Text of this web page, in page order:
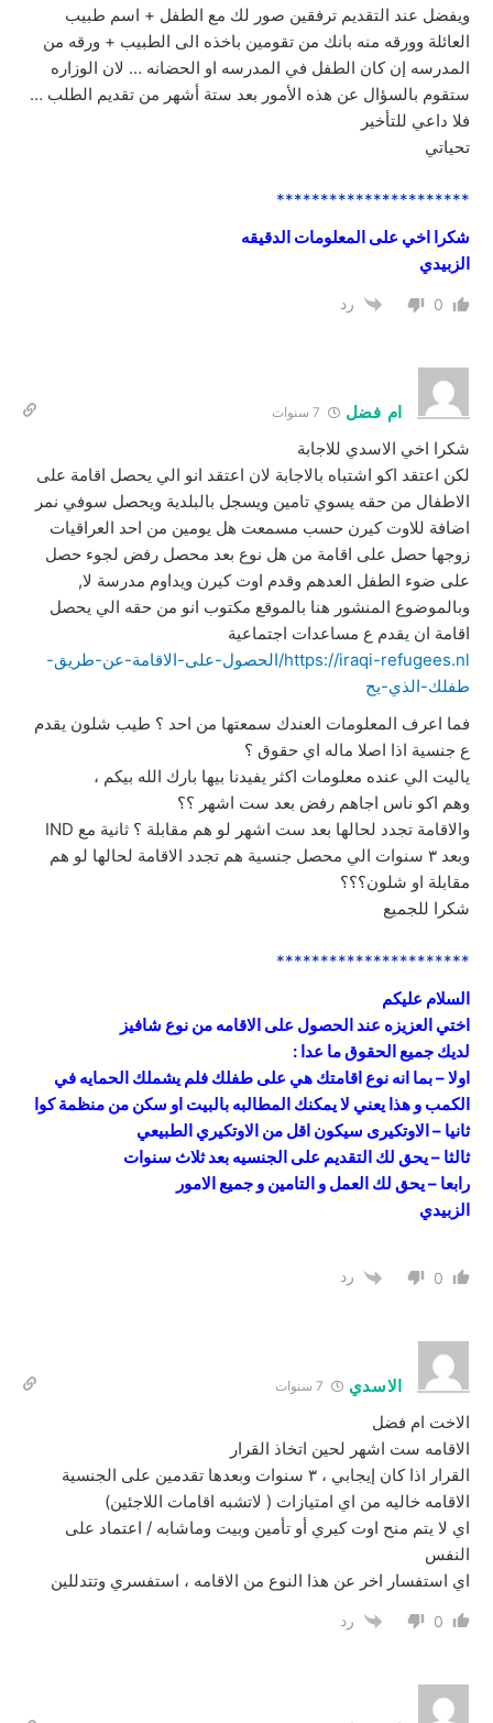
ويفضل عند التقديم ترفقين صور لك مع الطفل + اسم طبيب
العائلة وورقه منه بانك من تقومين باخذه الى الطبيب + ورقه من
المدرسه إن كان الطفل في المدرسه او الحضانه … لان الوزاره
ستقوم بالسؤال عن هذه الأمور بعد ستة أشهر من تقديم الطلب …
فلا داعي للتأخير
تحياتي
**********************
شكرا اخي على المعلومات الدقيقه
الزبيدي
0 رد
ام فضل
شكرا اخي الاسدي للاجابة
لكن اعتقد اكو اشتباه بالاجابة لان اعتقد انو الي يحصل اقامة على
الاطفال من حقه يسوي تامين ويسجل بالبلدية ويحصل سوفي نمر
اضافة للاوت كيرن حسب مسمعت هل يومين من احد العراقيات
زوجها حصل على اقامة من هل نوع بعد محصل رفض لجوء حصل
على ضوء الطفل العدهم وقدم اوت كيرن ويداوم مدرسة لا,
وبالموضوع المنشور هنا بالموقع مكتوب انو من حقه الي يحصل
اقامة ان يقدم ع مساعدات اجتماعية
https://iraqi-refugees.nl/الحصول-على-الاقامة-عن-طريق-
طفلك-الذي-يح
فما اعرف المعلومات العندك سمعتها من احد ؟ طيب شلون يقدم
ع جنسية اذا اصلا ماله اي حقوق ؟
ياليت الي عنده معلومات اكثر يفيدنا بيها بارك الله بيكم ،
وهم اكو ناس اجاهم رفض بعد ست اشهر ؟؟
والاقامة تجدد لحالها بعد ست اشهر لو هم مقابلة ؟ ثانية مع IND
وبعد ٣ سنوات الي محصل جنسية هم تجدد الاقامة لحالها لو هم
مقابلة او شلون؟؟؟
شكرا للجميع
**********************
السلام عليكم
اختي العزيزه عند الحصول على الاقامه من نوع شافيز
لديك جميع الحقوق ما عدا :
اولا – بما انه نوع اقامتك هي على طفلك فلم يشملك الحمايه في
الكمب و هذا يعني لا يمكنك المطالبه بالبيت او سكن من منظمة كوا
ثانيا – الاوتكيرى سيكون اقل من الاوتكيري الطبيعي
ثالثا – يحق لك التقديم على الجنسيه بعد ثلاث سنوات
رابعا – يحق لك العمل و التامين و جميع الامور
الزبيدي
0 رد
الاسدي
الاخت ام فضل
الاقامه ست اشهر لحين اتخاذ القرار
القرار اذا كان إيجابي ، ٣ سنوات وبعدها تقدمين على الجنسية
الاقامه خاليه من اي امتيازات ( لاتشبه اقامات اللاجئين)
اي لا يتم منح اوت كيري أو تأمين وبيت وماشابه / اعتماد على
النفس
اي استفسار اخر عن هذا النوع من الاقامه ، استفسري وتتدللين
0 رد